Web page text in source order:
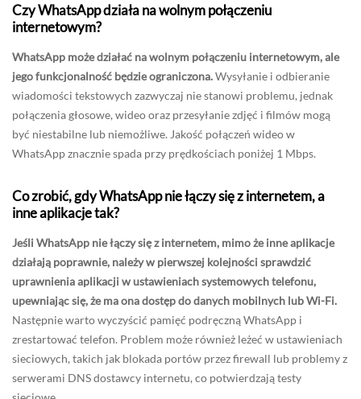
Czy WhatsApp działa na wolnym połączeniu
internetowym?
WhatsApp może działać na wolnym połączeniu internetowym, ale
jego funkcjonalność będzie ograniczona.Wysyłanie i odbieranie
wiadomości tekstowych zazwyczaj nie stanowi problemu, jednak
połączenia głosowe, wideo oraz przesyłanie zdjęć i filmów mogą
być niestabilne lub niemożliwe. Jakość połączeń wideo w
WhatsApp znacznie spada przy prędkościach poniżej 1 Mbps.
Co zrobić, gdy WhatsApp nie łączy się z internetem, a
inne aplikacje tak?
Jeśli WhatsApp nie łączy się z internetem, mimo że inne aplikacje
działają poprawnie, należy w pierwszej kolejności sprawdzić
uprawnienia aplikacji w ustawieniach systemowych telefonu,
upewniając się, że ma ona dostęp do danych mobilnych lub Wi-Fi.
Następnie warto wyczyścić pamięć podręczną WhatsApp i
zrestartować telefon. Problem może również leżeć w ustawieniach
sieciowych, takich jak blokada portów przez firewall lub problemy z
serwerami DNS dostawcy internetu, co potwierdzają testy